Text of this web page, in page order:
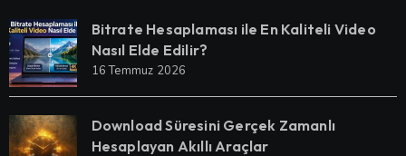
Bitrate Hesaplaması ile En Kaliteli Video
Nasıl Elde Edilir?
16 Temmuz 2026
Download Süresini Gerçek Zamanlı
Hesaplayan Akıllı Araçlar